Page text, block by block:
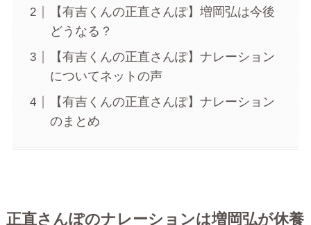
【有吉くんの正直さんぽ】増岡弘は今後
どうなる？
【有吉くんの正直さんぽ】ナレーション
についてネットの声
【有吉くんの正直さんぽ】ナレーション
のまとめ
正直さんぽのナレーションは増岡弘が休養